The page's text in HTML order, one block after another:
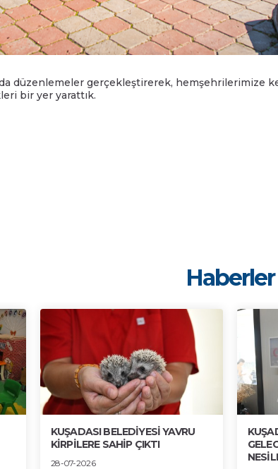
düzenlemeler gerçekleştirerek, hemşehrilerimize
bir yer yarattık.
Haberler
KUŞADASI BELEDİYESİ YAVRU
KİRPİLERE SAHİP ÇIKTI
28-07-2026